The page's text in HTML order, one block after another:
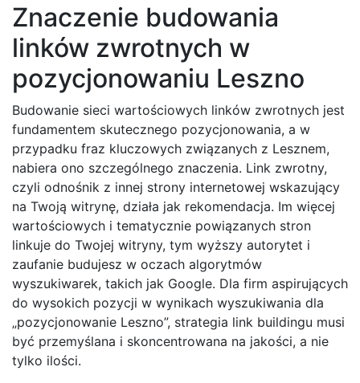
Znaczenie budowania
linków zwrotnych w
pozycjonowaniu Leszno
Budowanie sieci wartościowych linków zwrotnych jest
fundamentem skutecznego pozycjonowania, a w
przypadku fraz kluczowych związanych z Lesznem,
nabiera ono szczególnego znaczenia. Link zwrotny,
czyli odnośnik z innej strony internetowej wskazujący
na Twoją witrynę, działa jak rekomendacja. Im więcej
wartościowych i tematycznie powiązanych stron
linkuje do Twojej witryny, tym wyższy autorytet i
zaufanie budujesz w oczach algorytmów
wyszukiwarek, takich jak Google. Dla firm aspirujących
do wysokich pozycji w wynikach wyszukiwania dla
„pozycjonowanie Leszno”, strategia link buildingu musi
być przemyślana i skoncentrowana na jakości, a nie
tylko ilości.